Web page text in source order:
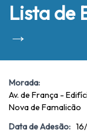
Lista de
→
Morada:
Av. de França -
Nova de Famalicão
Data de Adesão: